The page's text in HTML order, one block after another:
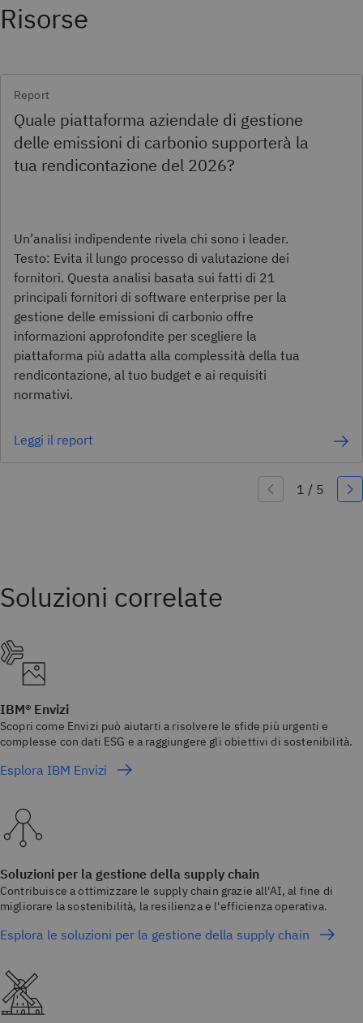
Risorse
Report
Quale piattaforma aziendale di gestione
delle emissioni di carbonio supporterà la
tua rendicontazione del 2026?
Un’analisi indipendente rivela chi sono i leader.
Testo: Evita il lungo processo di valutazione dei
fornitori. Questa analisi basata sui fatti di 21
principali fornitori di software enterprise per la
gestione delle emissioni di carbonio offre
informazioni approfondite per scegliere la
piattaforma più adatta alla complessità della tua
rendicontazione, al tuo budget e ai requisiti
normativi.
Leggi il report
IBM® Envizi
Scopri come Envizi può aiutarti a risolvere le sfide più urgenti e
complesse con dati ESG e a raggiungere gli obiettivi di sostenibilità.
Esplora IBM Envizi
Soluzioni per la gestione della supply chain
Contribuisce a ottimizzare le supply chain grazie all'AI, al fine di
migliorare la sostenibilità, la resilienza e l'efficienza operativa.
Esplora le soluzioni per la gestione della supply chain